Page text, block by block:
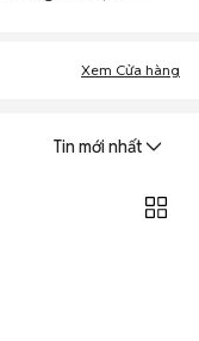
Xem Cửa hàng
Tin mới nhất